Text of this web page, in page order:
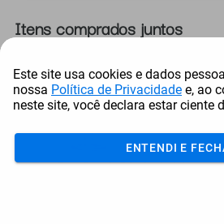
Itens comprados juntos
Taça Para Cerveja Crisal
Inversor
Este site usa cookies e dados
nossa Política de Privacidade e, ao
neste site, você declara estar ciente
ENTENDI E